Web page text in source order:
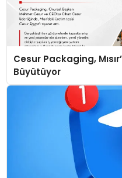
Cesur Packaging,
Büyütüyor